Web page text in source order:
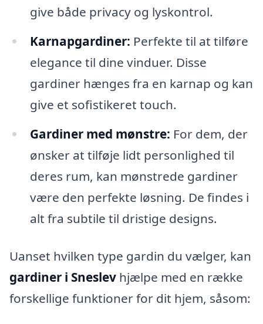
give både privacy og lyskontrol.
Karnapgardiner: Perfekte til at tilføre
elegance til dine vinduer. Disse
gardiner hænges fra en karnap og kan
give et sofistikeret touch.
Gardiner med mønstre: For dem, der
ønsker at tilføje lidt personlighed til
deres rum, kan mønstrede gardiner
være den perfekte løsning. De findes i
alt fra subtile til dristige designs.
Uanset hvilken type gardin du vælger, kan
gardiner i Sneslev hjælpe med en række
forskellige funktioner for dit hjem, såsom: